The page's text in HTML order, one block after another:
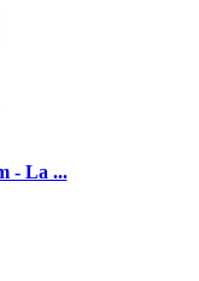
- La ...